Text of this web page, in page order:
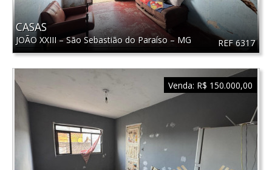
REF 6317
CASAS
JOÃO XXIII–São Sebastião do Paraíso – MG
Venda: R$ 150.000,00